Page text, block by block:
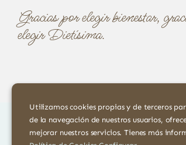
Gracias por elegir bienestar,
elegir Dietísima.
Utilizamos cookies propias y de terceros
de la navegación de nuestros usuarios,
mejorar nuestros servicios. Tienes más